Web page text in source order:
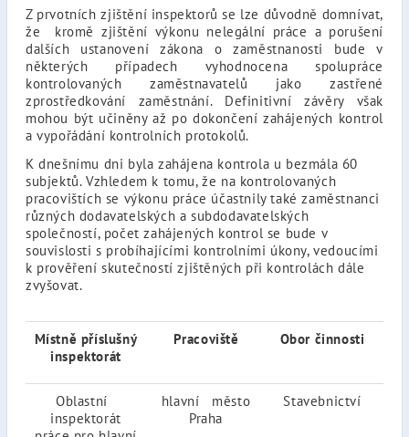
Z prvotních zjištění inspektorů se lze důvodně domnívat,
že kromě zjištění výkonu nelegální práce a porušení
dalších ustanovení zákona o zaměstnanosti bude v
některých případech vyhodnocena spolupráce
kontrolovaných zaměstnavatelů jako zastřené
zprostředkování zaměstnání. Definitivní závěry však
mohou být učiněny až po dokončení zahájených kontrol
a vypořádání kontrolních protokolů.
K dnešnímu dni byla zahájena kontrola u bezmála 60
subjektů. Vzhledem k tomu, že na kontrolovaných
pracovištích se výkonu práce účastnily také zaměstnanci
různých dodavatelských a subdodavatelských
společností, počet zahájených kontrol se bude v
souvislosti s probíhajícími kontrolními úkony, vedoucími
k prověření skutečností zjištěných při kontrolách dále
zvyšovat.
Místně příslušný
inspektorát
Pracoviště Obor činnosti
Oblastní
inspektorát
hlavní město
Praha
Stavebnictví